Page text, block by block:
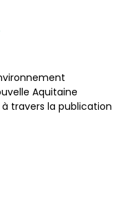
Aquitaine
travers la